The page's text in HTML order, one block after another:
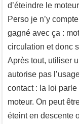
d’éteindre le
Perso je n’y
gagné avec ça :
circulation et donc
Après tout, utiliser
autorise pas
contact : la loi parle
moteur. On peut
éteint en descente